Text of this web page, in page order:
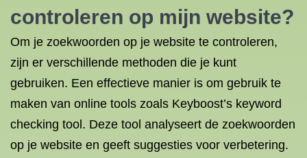
controleren op mijn website?
Om je zoekwoorden op je website te controleren,
zijn er verschillende methoden die je kunt
gebruiken. Een effectieve manier is om gebruik te
maken van online tools zoals Keyboost’s keyword
checking tool. Deze tool analyseert de zoekwoorden
op je website en geeft suggesties voor verbetering.